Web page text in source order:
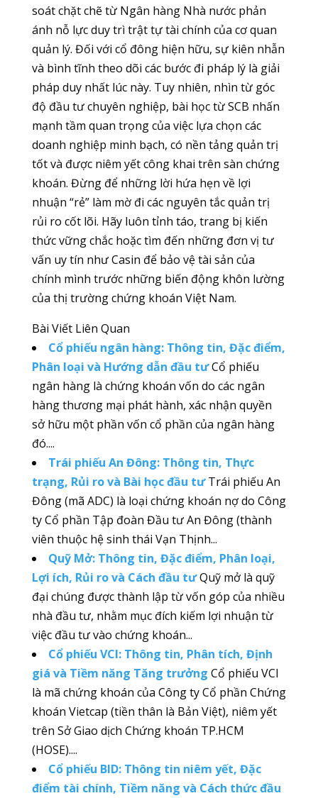
soát chặt chẽ từ Ngân hàng Nhà nước phản
ánh nỗ lực duy trì trật tự tài chính của cơ quan
quản lý. Đối với cổ đông hiện hữu, sự kiên nhẫn
và bình tĩnh theo dõi các bước đi pháp lý là giải
pháp duy nhất lúc này. Tuy nhiên, nhìn từ góc
độ đầu tư chuyên nghiệp, bài học từ SCB nhấn
mạnh tầm quan trọng của việc lựa chọn các
doanh nghiệp minh bạch, có nền tảng quản trị
tốt và được niêm yết công khai trên sàn chứng
khoán. Đừng để những lời hứa hẹn về lợi
nhuận “rẻ” làm mờ đi các nguyên tắc quản trị
rủi ro cốt lõi. Hãy luôn tỉnh táo, trang bị kiến
thức vững chắc hoặc tìm đến những đơn vị tư
vấn uy tín như Casin để bảo vệ tài sản của
chính mình trước những biến động khôn lường
của thị trường chứng khoán Việt Nam.
Bài Viết Liên Quan
Cổ phiếu ngân hàng: Thông tin, Đặc điểm,
Phân loại và Hướng dẫn đầu tưCổ phiếu
ngân hàng là chứng khoán vốn do các ngân
hàng thương mại phát hành, xác nhận quyền
sở hữu một phần vốn cổ phần của ngân hàng
đó....
Trái phiếu An Đông: Thông tin, Thực
trạng, Rủi ro và Bài học đầu tư Trái phiếu An
Đông (mã ADC) là loại chứng khoán nợ do Công
ty Cổ phần Tập đoàn Đầu tư An Đông (thành
viên thuộc hệ sinh thái Vạn Thịnh...
Quỹ Mở: Thông tin, Đặc điểm, Phân loại,
Lợi ích, Rủi ro và Cách đầu tưQuỹ mở là quỹ
đại chúng được thành lập từ vốn góp của nhiều
nhà đầu tư, nhằm mục đích kiếm lợi nhuận từ
việc đầu tư vào chứng khoán...
Cổ phiếu VCI: Thông tin, Phân tích, Định
giá và Tiềm năng Tăng trưởng Cổ phiếu VCI
là mã chứng khoán của Công ty Cổ phần Chứng
khoán Vietcap (tiền thân là Bản Việt), niêm yết
trên Sở Giao dịch Chứng khoán TP.HCM
(HOSE)....
Cổ phiếu BID: Thông tin niêm yết, Đặc
điểm tài chính, Tiềm năng và Cách thức đầu